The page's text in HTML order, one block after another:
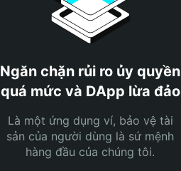
Ngăn chặn rủi ro ủy quyền
quá mức và DApp lừa đảo
Là một ứng dụng ví, bảo vệ tài
sản của người dùng là sứ mệnh
hàng đầu của chúng tôi.